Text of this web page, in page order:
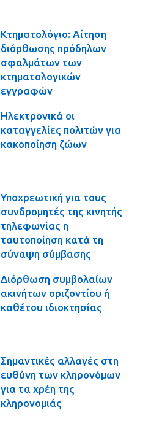
Κτηματολόγιο: Αίτηση
διόρθωσης πρόδηλων
σφαλμάτων των
κτηματολογικών
εγγραφών
Ηλεκτρονικά οι
καταγγελίες πολιτών για
κακοποίηση ζώων
Υποχρεωτική για τους
συνδρομητές της κινητής
τηλεφωνίας η
ταυτοποίηση κατά τη
σύναψη σύμβασης
Διόρθωση συμβολαίων
ακινήτων οριζοντίου ή
καθέτου ιδιοκτησίας
Σημαντικές αλλαγές στη
ευθύνη των κληρονόμων
για τα χρέη της
κληρονομιάς